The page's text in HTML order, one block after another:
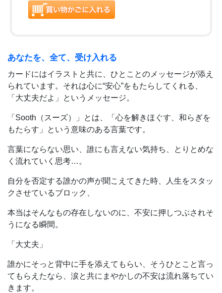
あなたを、全て、受け入れる
カードにはイラストと共に、ひとことのメッセージが添え
られています。それは心に“安心”をもたらしてくれる、
「大丈夫だよ」というメッセージ。
「Sooth（スーズ）」とは、「心を解きほぐす、和らぎを
もたらす」という意味のある言葉です。
言葉にならない思い、誰にも言えない気持ち、とりとめな
く流れていく思考…。
自分を否定する誰かの声が聞こえてきた時、人生をスタッ
クさせているブロック、
本当はそんなもの存在しないのに、不安に押しつぶされそ
うになる瞬間。
「大丈夫」
誰かにそっと背中に手を添えてもらい、そうひとこと言っ
てもらえたなら、涙と共にまやかしの不安は流れ落ちてい
きます。